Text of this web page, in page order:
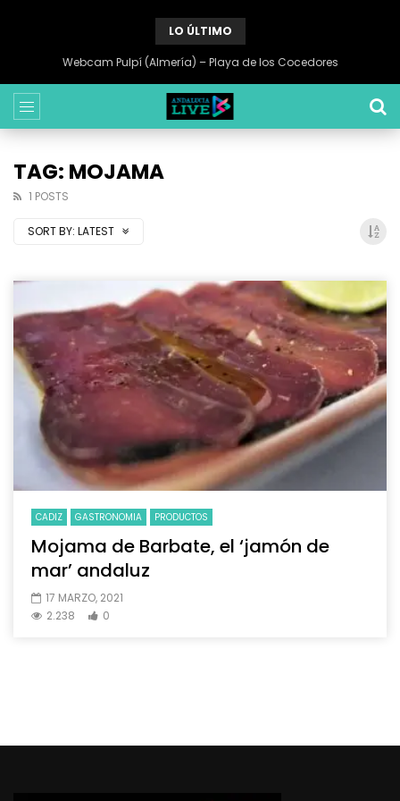
LO ÚLTIMO
Webcam Pulpí (Almería) – Playa de los Cocedores
TAG: MOJAMA
1 POSTS
SORT BY: LATEST
CADIZ GASTRONOMIA PRODUCTOS
Mojama de Barbate, el ‘jamón de
mar’ andaluz
17 MARZO, 2021
2.238
0